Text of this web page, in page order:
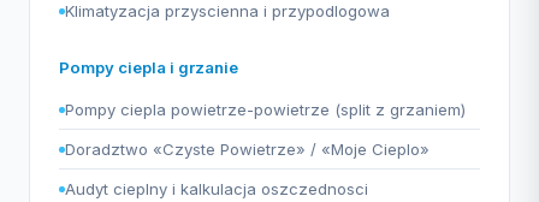
Klimatyzacja przyscienna i przypodlogowa
Pompy ciepla i grzanie
Pompy ciepla powietrze-powietrze (split z grzaniem)
Doradztwo «Czyste Powietrze» / «Moje Cieplo»
Audyt cieplny i kalkulacja oszczednosci